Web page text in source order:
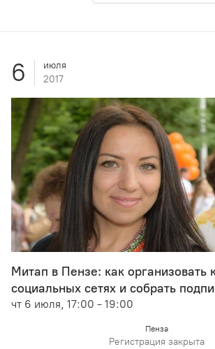
6
июля
2017
Митап в Пензе: как организовать
социальных сетях и собрать
чт 6 июля, 17:00 - 19:00
Пенза
Регистрация закрыта